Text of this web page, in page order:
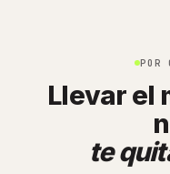
POR
Llevar el
te